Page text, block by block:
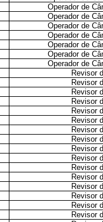
Operador de
Operador de
Operador de
Operador de
Operador de
Operador de
Operador de
Revisor
Revisor
Revisor
Revisor
Revisor
Revisor
Revisor
Revisor
Revisor
Revisor
Revisor
Revisor
Revisor
Revisor
Revisor
Revisor